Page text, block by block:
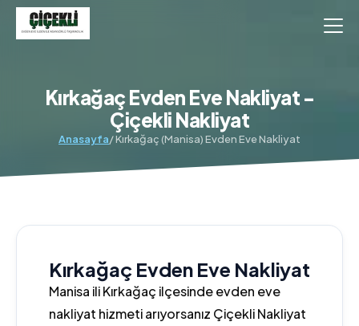
Kırkağaç Evden Eve Nakliyat -
Çiçekli Nakliyat
Anasayfa/ Kırkağaç (Manisa) Evden Eve Nakliyat
Kırkağaç Evden Eve Nakliyat
Manisa ili Kırkağaç ilçesinde evden eve
nakliyat hizmeti arıyorsanız Çiçekli Nakliyat